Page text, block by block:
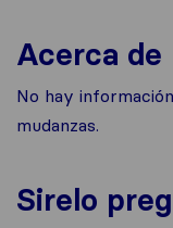
Acerca de
No hay
mudanzas.
Sirelo